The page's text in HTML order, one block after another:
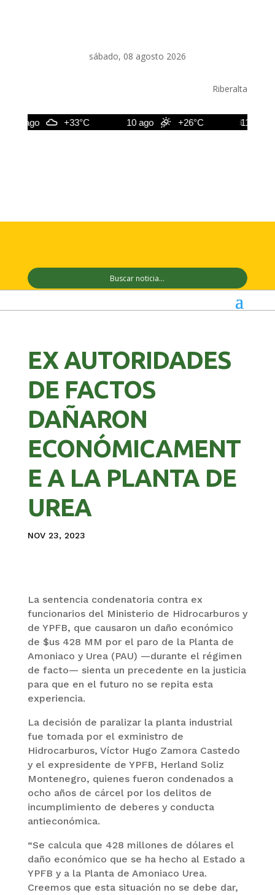
sábado, 08 agosto 2026
Riberalta
+33°C 10 ago +26°C 11 ago
EX AUTORIDADES
DE FACTOS
DAÑARON
ECONÓMICAMENT
E A LA PLANTA DE
UREA
NOV 23, 2023
La sentencia condenatoria contra ex
funcionarios del Ministerio de Hidrocarburos y
de YPFB, que causaron un daño económico
de $us 428 MM por el paro de la Planta de
Amoniaco y Urea (PAU) —durante el régimen
de facto— sienta un precedente en la justicia
para que en el futuro no se repita esta
experiencia.
La decisión de paralizar la planta industrial
fue tomada por el exministro de
Hidrocarburos, Víctor Hugo Zamora Castedo
y el expresidente de YPFB, Herland Soliz
Montenegro, quienes fueron condenados a
ocho años de cárcel por los delitos de
incumplimiento de deberes y conducta
antieconómica.
“Se calcula que 428 millones de dólares el
daño económico que se ha hecho al Estado a
YPFB y a la Planta de Amoniaco Urea.
Creemos que esta situación no se debe dar,